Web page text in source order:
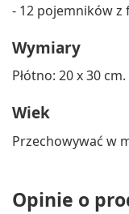
- 12 pojemników z
Wymiary
Płótno: 20 x 30 cm.
Wiek
Przechowywać w
Opinie o